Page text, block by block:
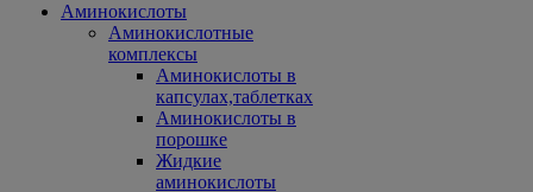
Аминокислоты
Аминокислотные
комплексы
Аминокислоты в
капсулах,таблетках
Аминокислоты в
порошке
Жидкие
аминокислоты